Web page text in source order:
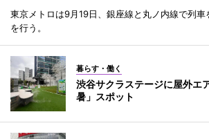
東京メトロは9月19日、銀座線と丸ノ内線で列車
を行う。
暮らす・働く
渋谷サクラステージに屋外エ
暑」スポット